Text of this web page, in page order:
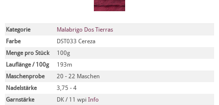
Kategorie
Malabrigo Dos Tierras
Farbe
DST033 Cereza
Menge pro Stück
100g
Lauflänge / 100g
193m
Maschenprobe
20 - 22 Maschen
Nadelstärke
3,75 - 4
Garnstärke
DK / 11 wpi Info